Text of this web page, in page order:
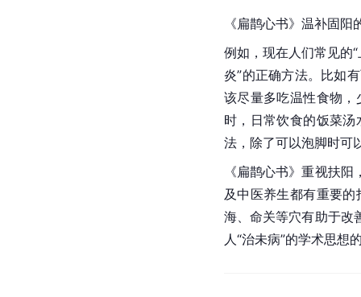
《扁鹊心书》温补固
例如，现在人们常见的“
炎”的正确方法。比如
该尽量多吃温性食物
时，日常饮食的饭菜
法，除了可以泡脚时可
《扁鹊心书》重视扶
及中医养生都有重要
海、命关等穴有助于改
人“治未病”的学术思想